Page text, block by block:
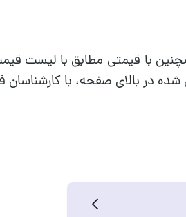
با قیمتی مطابق با لیست قیمت
بالای صفحه، با کارشناسان